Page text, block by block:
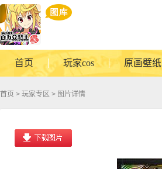
首页 玩家cos 原画壁纸
首页 > 玩家专区 > 图片详情